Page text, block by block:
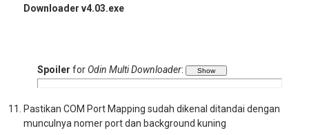
Downloader v4.03.exe
Spoiler for Odin Multi Downloader:
Pastikan COM Port Mapping sudah dikenal ditandai dengan
munculnya nomer port dan background kuning